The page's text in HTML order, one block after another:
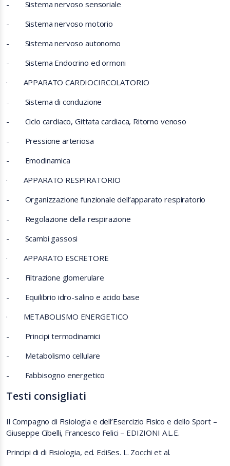
-
Sistema nervoso sensoriale
-
Sistema nervoso motorio
-
Sistema nervoso autonomo
-
Sistema Endocrino ed ormoni
·
APPARATO CARDIOCIRCOLATORIO
-
Sistema di conduzione
-
Ciclo cardiaco, Gittata cardiaca, Ritorno venoso
-
Pressione arteriosa
-
Emodinamica
·
APPARATO RESPIRATORIO
-
Organizzazione funzionale dell’apparato respiratorio
-
Regolazione della respirazione
-
Scambi gassosi
·
APPARATO ESCRETORE
-
Filtrazione glomerulare
-
Equilibrio idro-salino e acido base
·
METABOLISMO ENERGETICO
-
Principi termodinamici
-
Metabolismo cellulare
-
Fabbisogno energetico
Testi consigliati
Il Compagno di Fisiologia e dell’Esercizio Fisico e dello Sport –
Giuseppe Cibelli, Francesco Felici – EDIZIONI A.L.E.
Principi di di Fisiologia, ed. EdiSes. L. Zocchi et al.